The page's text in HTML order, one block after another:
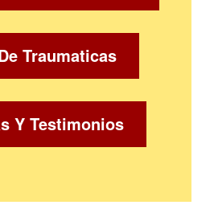
Traumaticas
Y Testimonios